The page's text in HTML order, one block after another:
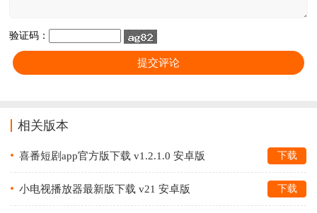
验证码：
相关版本
喜番短剧app官方版下载 v1.2.1.0 安卓版 下载
小电视播放器最新版下载 v21 安卓版 下载